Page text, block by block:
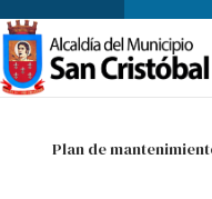
Plan de